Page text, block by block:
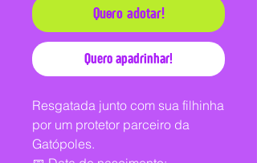
Quero adotar!
Quero apadrinhar!
Resgatada junto com sua filhinha
por um protetor parceiro da
Gatópoles.